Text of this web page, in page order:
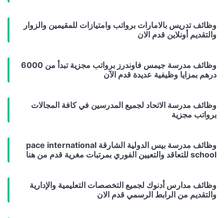
وظائف تدريس بالامارات برواتب وامتيازات للمقيمين والزوار
والتقديم أونلاين قدم الان
وظائف مدرسة جيمس فاوندرز برواتب مجزية تبدأ من 6000
درهم بمزايا وظيفية عديدة قدم الآن
وظائف مدرسة الاتحاد لجميع المدرسين في كافة المجالات
برواتب مجزية
وظائف مدرسة بيس الدولية الشارقة pace international
school للتعاقد والتعيين الفوري بمرتبات مغرية قدم من هنا
وظائف مدارس أدنوك لجميع التخصصات التعليمية والإدارية
والتقديم من الرابط الرسمي قدم الان